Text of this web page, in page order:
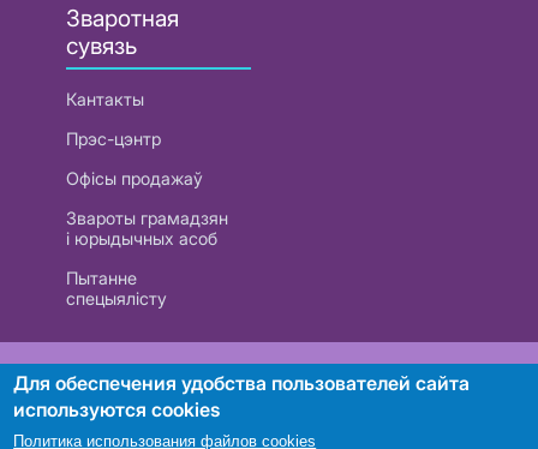
Зваротная
сувязь
Кантакты
Прэс-цэнтр
Офісы продажаў
Звароты грамадзян
і юрыдычных асоб
Пытанне
спецыялісту
РУП «Белтэлекам». УНП 101007741
Для обеспечения удобства пользователей сайта
используются cookies
Политика использования файлов cookies